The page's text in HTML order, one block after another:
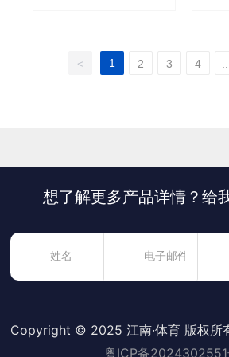
< 1 2 3 4
想了解更多产品详情？给
Copyright © 2025 江南·体育 版权所
粤ICP备